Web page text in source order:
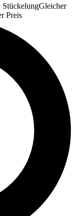
StückelungGleicher
Preis